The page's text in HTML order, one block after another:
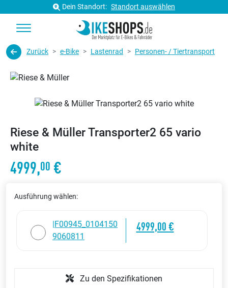
Dein Standort: Standort auswählen
Zurück e-Bike Lastenrad Personen- / Tiertransport
Riese & Müller Transporter2 65 vario
white
4999,00 €
Ausführung wählen:
|F00945_0104150
9060811
4999,00 €
Zu den Spezifikationen